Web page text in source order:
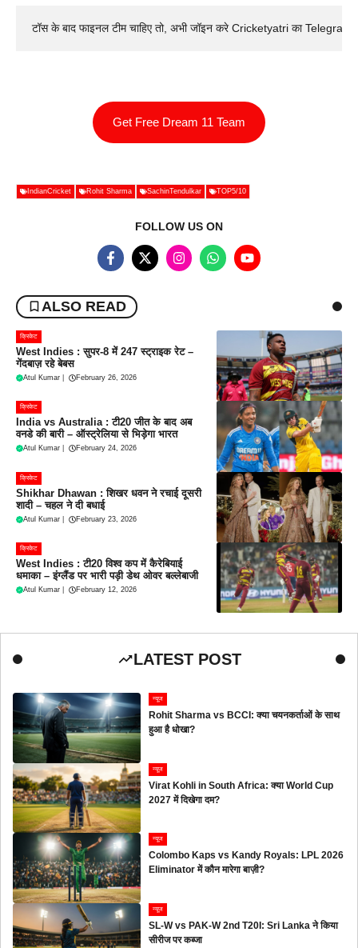
टॉस के बाद फाइनल टीम चाहिए तो, अभी जॉइन करे Cricketyatri का
Get Free Dream 11 Team
IndianCricket Rohit Sharma SachinTendulkar TOP5/10
FOLLOW US ON
ALSO READ
क्रिकेट
West Indies : सुपर-8 में 247 स्ट्राइक रेट –
गेंदबाज़ रहे बेबस
Atul Kumar February 26, 2026
क्रिकेट
India vs Australia : टी20 जीत के बाद अब
वनडे की बारी – ऑस्ट्रेलिया से भिड़ेगा भारत
Atul Kumar February 24, 2026
क्रिकेट
Shikhar Dhawan : शिखर धवन ने रचाई दूसरी
शादी – चहल ने दी बधाई
Atul Kumar February 23, 2026
क्रिकेट
West Indies : टी20 विश्व कप में कैरेबियाई
धमाका – इंग्लैंड पर भारी पड़ी डेथ ओवर बल्लेबाजी
Atul Kumar February 12, 2026
LATEST POST
न्यूज
Rohit Sharma vs BCCI: क्या चयनकर्ताओं के साथ
हुआ है धोखा?
न्यूज
Virat Kohli in South Africa: क्या World Cup
2027 में दिखेगा दम?
न्यूज
Colombo Kaps vs Kandy Royals: LPL 2026
Eliminator में कौन मारेगा बाज़ी?
न्यूज
SL-W vs PAK-W 2nd T20I: Sri Lanka ने किया
सीरीज पर कब्जा